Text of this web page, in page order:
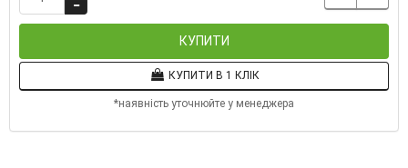
КУПИТИ
КУПИТИ В 1 КЛІК
*наявність уточнюйте у менеджера